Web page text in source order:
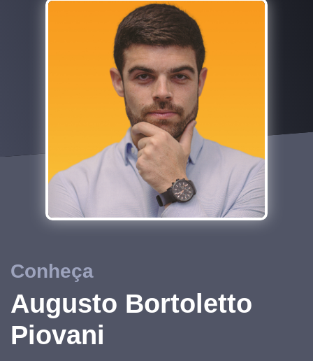
Conheça
Augusto Bortoletto
Piovani